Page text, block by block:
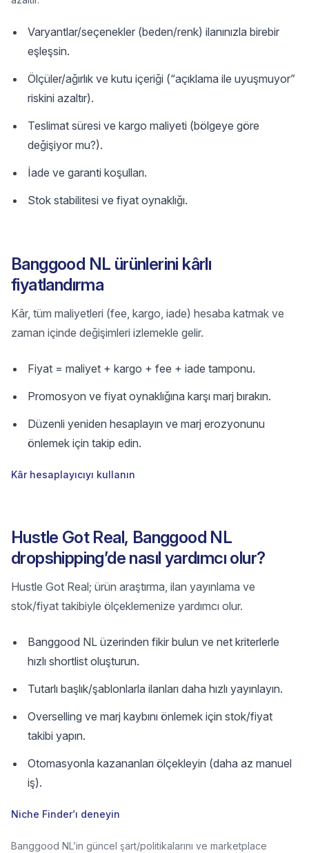
Varyantlar/seçenekler (beden/renk) ilanınızla birebir
eşleşsin.
Ölçüler/ağırlık ve kutu içeriği (“açıklama ile uyuşmuyor”
riskini azaltır).
Teslimat süresi ve kargo maliyeti (bölgeye göre
değişiyor mu?).
İade ve garanti koşulları.
Stok stabilitesi ve fiyat oynaklığı.
Banggood NL ürünlerini kârlı
fiyatlandırma
Kâr, tüm maliyetleri (fee, kargo, iade) hesaba katmak ve
zaman içinde değişimleri izlemekle gelir.
Fiyat = maliyet + kargo + fee + iade tamponu.
Promosyon ve fiyat oynaklığına karşı marj bırakın.
Düzenli yeniden hesaplayın ve marj erozyonunu
önlemek için takip edin.
Kâr hesaplayıcıyı kullanın
Hustle Got Real, Banggood NL
dropshipping’de nasıl yardımcı olur?
Hustle Got Real; ürün araştırma, ilan yayınlama ve
stok/fiyat takibiyle ölçeklemenize yardımcı olur.
Banggood NL üzerinden fikir bulun ve net kriterlerle
hızlı shortlist oluşturun.
Tutarlı başlık/şablonlarla ilanları daha hızlı yayınlayın.
Overselling ve marj kaybını önlemek için stok/fiyat
takibi yapın.
Otomasyonla kazananları ölçekleyin (daha az manuel
iş).
Niche Finder’ı deneyin
Banggood NL’in güncel şart/politikalarını ve marketplace